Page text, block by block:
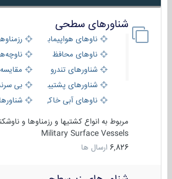
شناورهای سطحی
ناوهای هواپیمابر و بالگرد بررزمناوها
ناوهای محافظ
ناوچه‌ها
شناورهای تندرو
مقایسه
شناورهای پشتیبانی
بی
ناوهای آبی خاکی و نیروبر
مربوط به انواع کشتیها و رزمناوها و
Military Surface Vessels
6,826 ارسال ها